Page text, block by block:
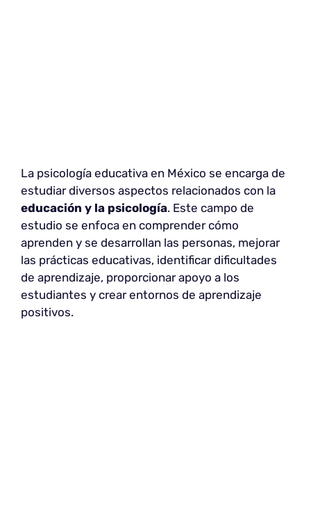
La psicología educativa en México se encarga de
estudiar diversos aspectos relacionados con la
educación y la psicología. Este campo de
estudio se enfoca en comprender cómo
aprenden y se desarrollan las personas, mejorar
las prácticas educativas, identificar dificultades
de aprendizaje, proporcionar apoyo a los
estudiantes y crear entornos de aprendizaje
positivos.